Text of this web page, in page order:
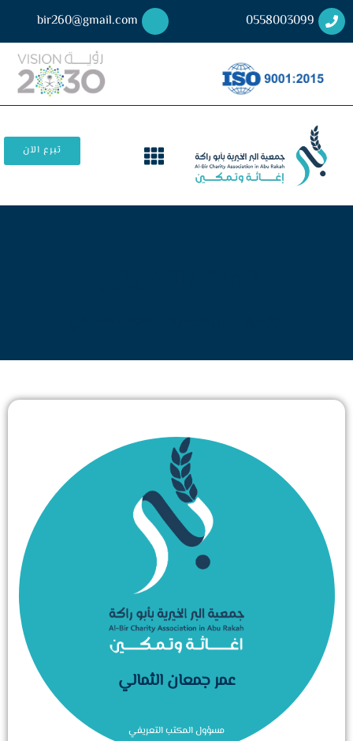
0558003099
bir260@gmail.com
تبرع الآن
عمر جمعان الثمالي
مسؤول المكتب التعريفي